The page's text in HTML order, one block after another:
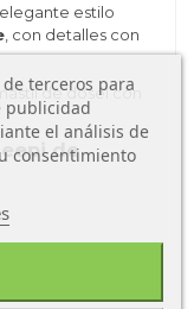
estilo
, con detalles con
de dosel con
de
terceros para
publicidad
el análisis de
consentimiento